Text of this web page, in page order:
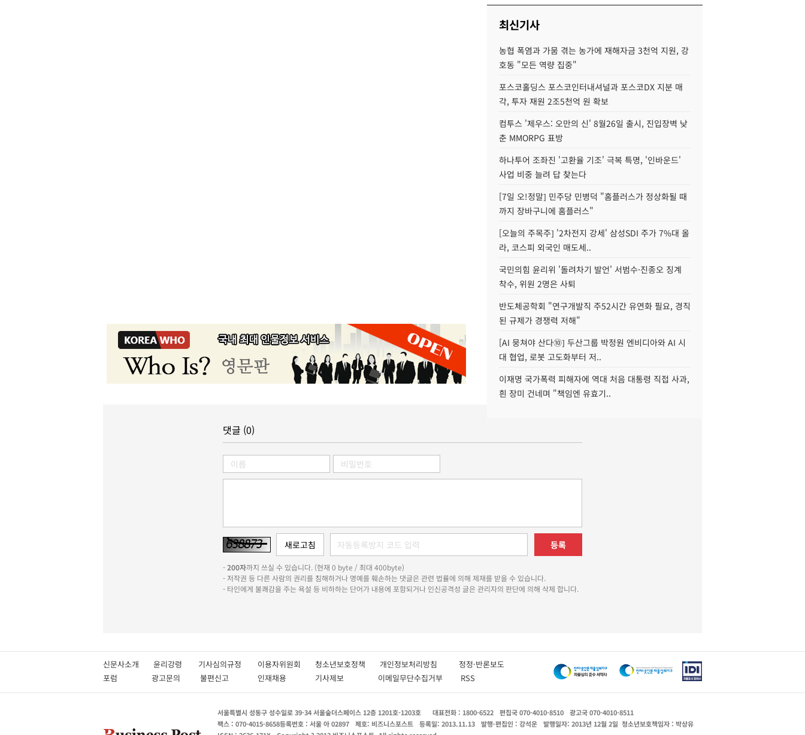
최신기사
농협 폭염과 가뭄 겪는 농가에 재해자금 3천억 지원, 강
호동 "모든 역량 집중"
포스코홀딩스 포스코인터내셔널과 포스코DX 지분 매
각, 투자 재원 2조5천억 원 확보
컴투스 '제우스: 오만의 신' 8월26일 출시, 진입장벽 낮
춘 MMORPG 표방
하나투어 조좌진 '고환율 기조' 극복 특명, '인바운드'
사업 비중 늘려 답 찾는다
[7일 오!정말] 민주당 민병덕 "홈플러스가 정상화될 때
까지 장바구니에 홈플러스"
[오늘의 주목주] '2차전지 강세' 삼성SDI 주가 7%대 올
라, 코스피 외국인 매도세..
국민의힘 윤리위 '돌려차기 발언' 서범수·진종오 징계
착수, 위원 2명은 사퇴
반도체공학회 "연구개발직 주52시간 유연화 필요, 경직
된 규제가 경쟁력 저해"
[AI 뭉쳐야 산다⑩] 두산그룹 박정원 엔비디아와 AI 시
대 협업, 로봇 고도화부터 저..
이재명 국가폭력 피해자에 역대 처음 대통령 직접 사과,
흰 장미 건네며 "책임엔 유효기..
댓글 (0)
등록
-200자까지 쓰실 수 있습니다. (현재 0 byte / 최대 400byte)
- 저작권 등 다른 사람의 권리를 침해하거나 명예를 훼손하는 댓글은 관련 법률에 의해 제재를 받을 수 있습니다.
- 타인에게 불쾌감을 주는 욕설 등 비하하는 단어가 내용에 포함되거나 인신공격성 글은 관리자의 판단에 의해 삭제 합니다.
신문사소개 윤리강령 기사심의규정 이용자위원회 청소년보호정책 개인정보처리방침 정정·반론보도
포럼
광고문의 불편신고 인재채용 기사제보 이메일무단수집거부 RSS
서울특별시 성동구 성수일로 39-34 서울숲더스페이스 12층 1201호-1203호 대표전화 : 1800-6522 편집국 070-4010-8510
광고국 070-4010-8511
팩스 : 070-4015-8658등록번호 : 서울 아 02897 제호: 비즈니스포스트 등록일: 2013.11.13 발행·편집인 : 강석운 발행일자: 2013년 12월 2일 청소년보호책임자 : 박상유